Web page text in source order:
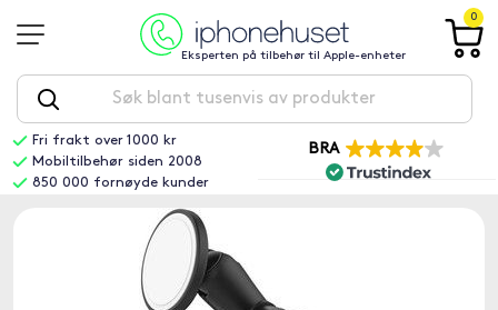
Eksperten på tilbehør til Apple-enheter
0
Fri frakt over 1000 kr
Mobiltilbehør siden 2008
850 000 fornøyde kunder
BRA